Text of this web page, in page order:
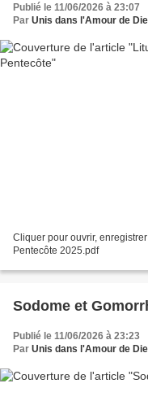
Publié le 11/06/2026 à 23:07
Par Unis dans l'Amour de
Cliquer pour ouvrir,
Pentecôte 2025.pdf
Sodome et
Publié le 11/06/2026 à 23:23
Par Unis dans l'Amour de